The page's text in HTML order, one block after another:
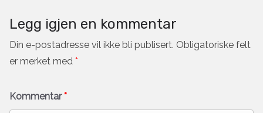
Legg igjen en kommentar
Din e-postadresse vil ikke bli publisert. Obligatoriske felt
er merket med *
Kommentar*